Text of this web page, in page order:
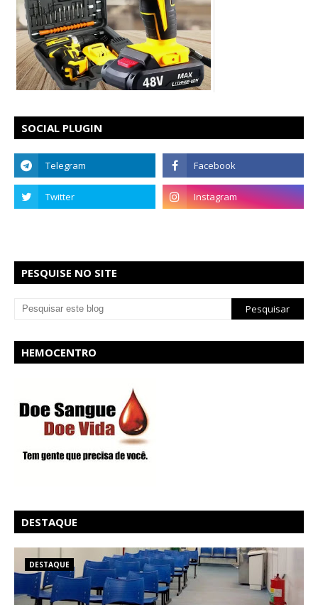
SOCIAL PLUGIN
PESQUISE NO SITE
HEMOCENTRO
DESTAQUE
DESTAQUE